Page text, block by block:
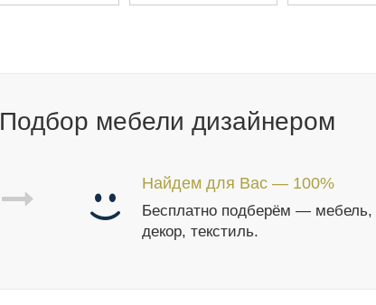
Подбор мебели дизайнером
Найдем для Вас — 100%
Бесплатно подберём — мебель,
декор, текстиль.